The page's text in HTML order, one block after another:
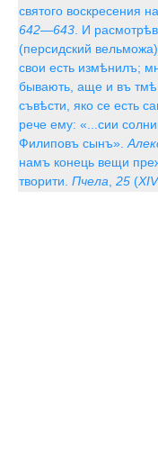
святого воскресения
642—643 . И
(персидский
свои есть измѣнилъ;
бывають, аще и въ тмѣ
съвѣсти, яко се есть
рече ему: «...сии
Филиповъ сынъ».
намъ конець вещи
творити. Пчела 25 (